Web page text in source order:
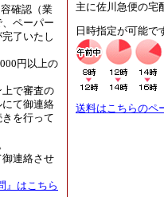
確認（業
ペーパー
了いたし
円以上の
で審査の
て御連絡
を行って
連絡させ
』はこちら
主に佐川急便の宅
日時指定が可能で
送料はこちらのペ